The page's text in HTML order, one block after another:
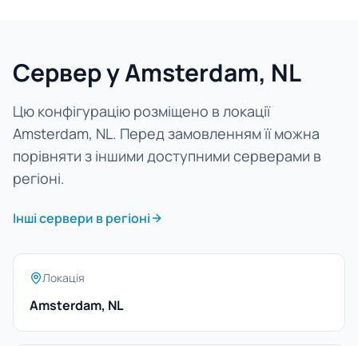
Сервер у Amsterdam, NL
Цю конфігурацію розміщено в локації
Amsterdam, NL. Перед замовленням її можна
порівняти з іншими доступними серверами в
регіоні.
Інші сервери в регіоні
Локація
Amsterdam, NL